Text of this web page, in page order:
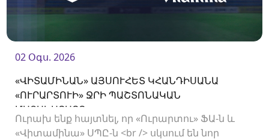
02 Օգս. 2026
«ՎԻՏԱՄԻՆԱՆ» ԱՅՍՈՒՀԵՏ ԿՀԱՆԴԻՍԱՆԱ
«ՈՒՐԱՐՏՈՒԻ» ՋՐԻ ՊԱՇՏՈՆԱԿԱՆ
ՄԱՏԱԿԱՐԱՐԸ
Ուրախ ենք հայտնել, որ «Ուրարտու» ՖԱ-ն և
«Վիտամինա» ՍՊԸ-ն <br /> սկսում են նոր